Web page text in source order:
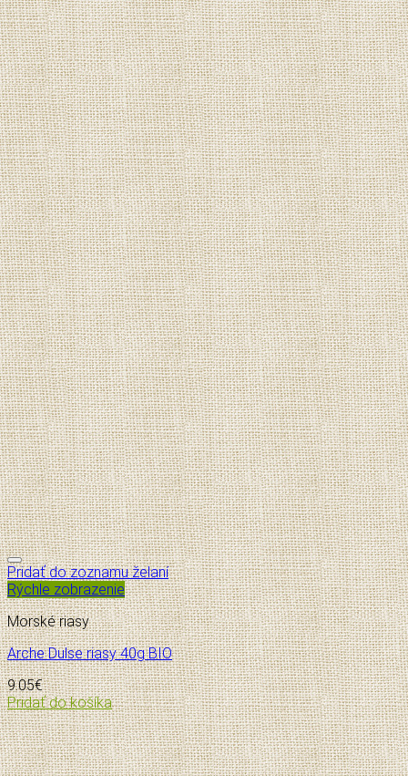
Pridať do zoznamu želaní
Rýchle zobrazenie
Morské riasy
Arche Dulse riasy 40g BIO
9.05€
Pridať do košíka